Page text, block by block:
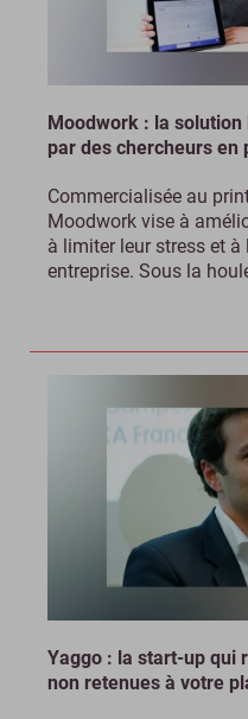
Moodwork : la
par des chercheurs en
Commercialisée au
Moodwork vise à
à limiter leur stress et à
entreprise. Sous la
Yaggo : la start-up qui
non retenues à votre